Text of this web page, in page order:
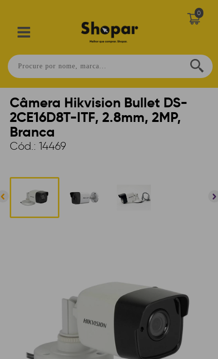
0
Câmera Hikvision Bullet DS-
2CE16D8T-ITF, 2.8mm, 2MP,
Branca
Cód.: 14469